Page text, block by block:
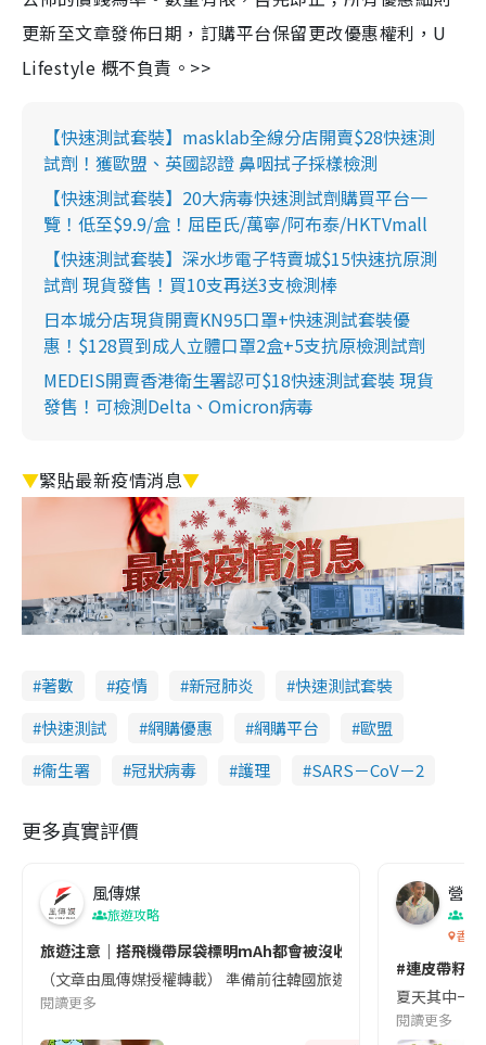
更新至文章發佈日期，訂購平台保留更改優惠權利，U
Lifestyle 概不負責。>>
【快速測試套裝】masklab全線分店開賣$28快速測
試劑！獲歐盟、英國認證 鼻咽拭子採樣檢測
【快速測試套裝】20大病毒快速測試劑購買平台一
覽！低至$9.9/盒！屈臣氏/萬寧/阿布泰/HKTVmall
【快速測試套裝】深水埗電子特賣城$15快速抗原測
試劑 現貨發售！買10支再送3支檢測棒
日本城分店現貨開賣KN95口罩+快速測試套裝優
惠！$128買到成人立體口罩2盒+5支抗原檢測試劑
MEDEIS開賣香港衛生署認可$18快速測試套裝 現貨
發售！可檢測Delta、Omicron病毒
▼緊貼最新疫情消息▼
著數 疫情 新冠肺炎
快速測試套裝
快速測試
網購優惠 網購平台
歐盟
衞生署
冠狀病毒 護理 SARS－CoV－2
更多真實評價
風傳媒
旅遊攻略
旅遊注意｜搭飛機帶尿袋標明mAh都會被沒收😱出發前切記檢查
（文章由風傳媒授權轉載） 準備前往韓國旅遊的民眾，近期要
閱讀更多
營養
香港
#連皮帶籽
夏天其中一
閱讀更多